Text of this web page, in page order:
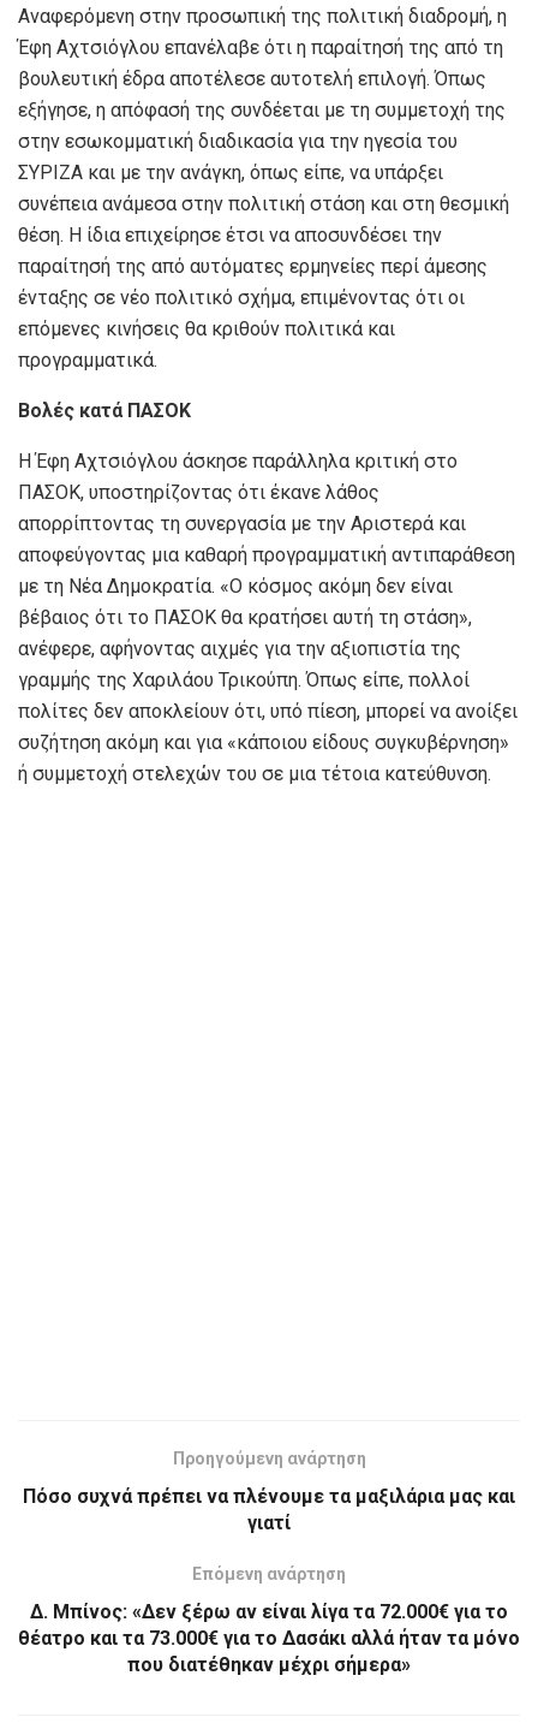
Αναφερόμενη στην προσωπική της πολιτική διαδρομή, η
Έφη Αχτσιόγλου επανέλαβε ότι η παραίτησή της από τη
βουλευτική έδρα αποτέλεσε αυτοτελή επιλογή. Όπως
εξήγησε, η απόφασή της συνδέεται με τη συμμετοχή της
στην εσωκομματική διαδικασία για την ηγεσία του
ΣΥΡΙΖΑ και με την ανάγκη, όπως είπε, να υπάρξει
συνέπεια ανάμεσα στην πολιτική στάση και στη θεσμική
θέση. Η ίδια επιχείρησε έτσι να αποσυνδέσει την
παραίτησή της από αυτόματες ερμηνείες περί άμεσης
ένταξης σε νέο πολιτικό σχήμα, επιμένοντας ότι οι
επόμενες κινήσεις θα κριθούν πολιτικά και
προγραμματικά.
Βολές κατά ΠΑΣΟΚ
Η Έφη Αχτσιόγλου άσκησε παράλληλα κριτική στο
ΠΑΣΟΚ, υποστηρίζοντας ότι έκανε λάθος
απορρίπτοντας τη συνεργασία με την Αριστερά και
αποφεύγοντας μια καθαρή προγραμματική αντιπαράθεση
με τη Νέα Δημοκρατία. «Ο κόσμος ακόμη δεν είναι
βέβαιος ότι το ΠΑΣΟΚ θα κρατήσει αυτή τη στάση»,
ανέφερε, αφήνοντας αιχμές για την αξιοπιστία της
γραμμής της Χαριλάου Τρικούπη. Όπως είπε, πολλοί
πολίτες δεν αποκλείουν ότι, υπό πίεση, μπορεί να ανοίξει
συζήτηση ακόμη και για «κάποιου είδους συγκυβέρνηση»
ή συμμετοχή στελεχών του σε μια τέτοια κατεύθυνση.
Προηγούμενη ανάρτηση
Πόσο συχνά πρέπει να πλένουμε τα μαξιλάρια μας και
γιατί
Επόμενη ανάρτηση
Δ. Μπίνος: «Δεν ξέρω αν είναι λίγα τα 72.000€ για το
θέατρο και τα 73.000€ για το Δασάκι αλλά ήταν τα μόνο
που διατέθηκαν μέχρι σήμερα»